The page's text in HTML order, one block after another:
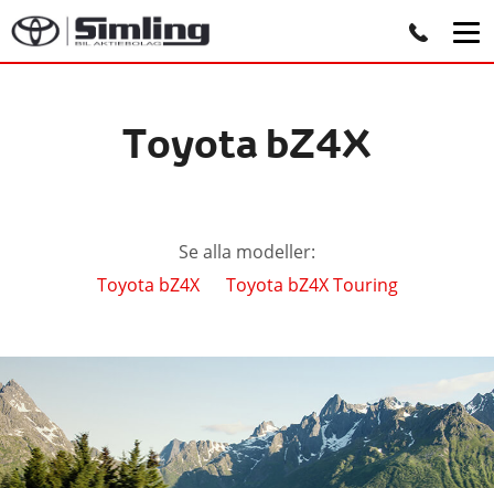
Toyota bZ4X
Se alla modeller:
Toyota bZ4X
Toyota bZ4X Touring